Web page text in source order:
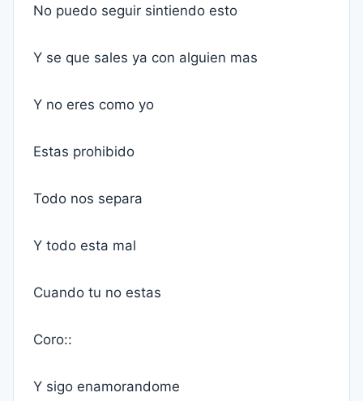
No puedo seguir sintiendo esto
Y se que sales ya con alguien mas
Y no eres como yo
Estas prohibido
Todo nos separa
Y todo esta mal
Cuando tu no estas
Coro::
Y sigo enamorandome